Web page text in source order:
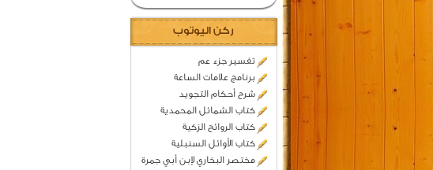
ركن اليوتوب
تفسير جزء عم
برنامج علامات الساعة
شرح أحكام التجويد
كتاب الشمائل المحمدية
كتاب الروائح الزكية
كتاب الأوائل السنبلية
مختصر البخاري لإبن أبي جمرة